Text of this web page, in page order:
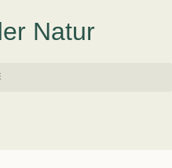
Natur